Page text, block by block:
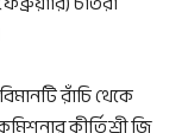
রাঁচি থেকে